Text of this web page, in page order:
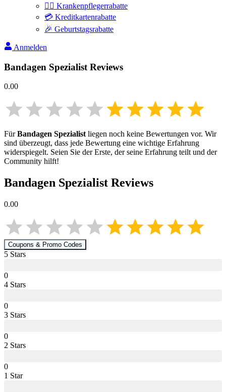
👩‍⚕️ Krankenpflegerrabatte
💳 Kreditkartenrabatte
🎉 Geburtstagsrabatte
Anmelden
Bandagen Spezialist Reviews
0.00
FürBandagen Spezialistliegen noch keine Bewertungen vor. Wir
sind überzeugt, dass jede Bewertung eine wichtige Erfahrung
widerspiegelt. Seien Sie der Erste, der seine Erfahrung teilt und der
Community hilft!
Bandagen Spezialist Reviews
0.00
Coupons & Promo Codes
5 Stars
0
4 Stars
0
3 Stars
0
2 Stars
0
1 Star